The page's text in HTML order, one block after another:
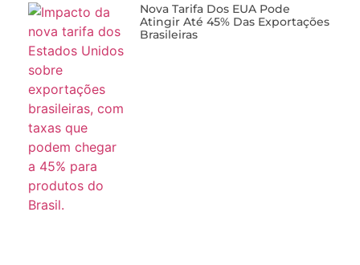
Nova Tarifa Dos EUA Pode
Atingir Até 45% Das Exportações
Brasileiras